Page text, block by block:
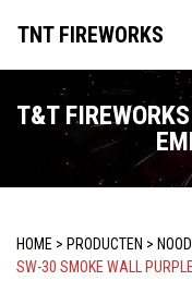
TNT FIREWORKS
T&T FIREWORKS
HOME > PRODUCTEN >
SW-30 SMOKE WALL PURPLE